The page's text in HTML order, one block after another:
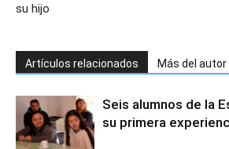
su hijo
Artículos relacionados Más del autor
Seis alumnos de la
su primera